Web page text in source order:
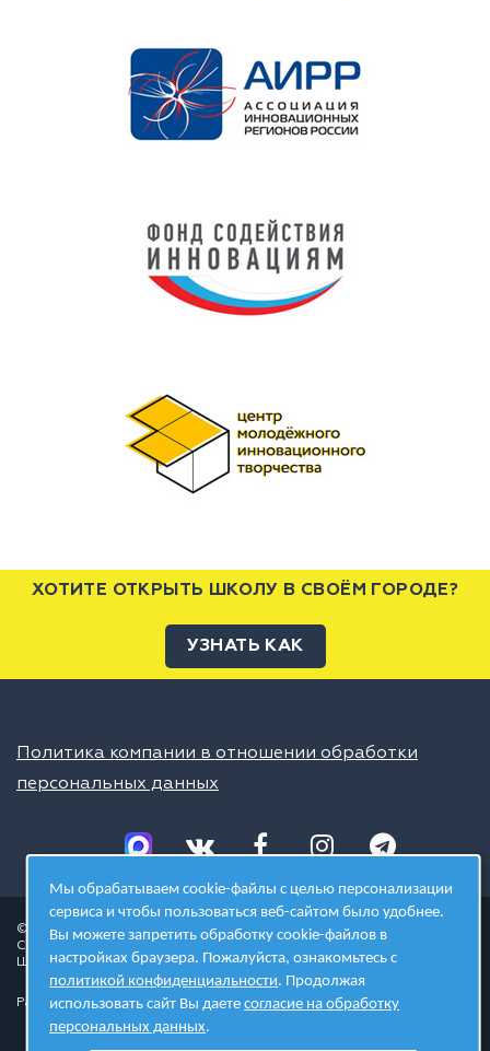
ХОТИТЕ ОТКРЫТЬ ШКОЛУ В СВОЁМ ГОРОДЕ?
УЗНАТЬ КАК
Политика компании в отношении обработки
персональных данных
© 2026 ШЦТ
Сеть центров молодёжного инновационного творчества
Школа цифровых технологий
Разработано в студии
Мы обрабатываем cookie-файлы с целью персонализации
сервиса и чтобы пользоваться веб-сайтом было удобнее.
Вы можете запретить обработку cookie-файлов в
настройках браузера. Пожалуйста, ознакомьтесь с
политикой конфиденциальности. Продолжая
использовать сайт Вы даетесогласие на обработку
персональных данных.